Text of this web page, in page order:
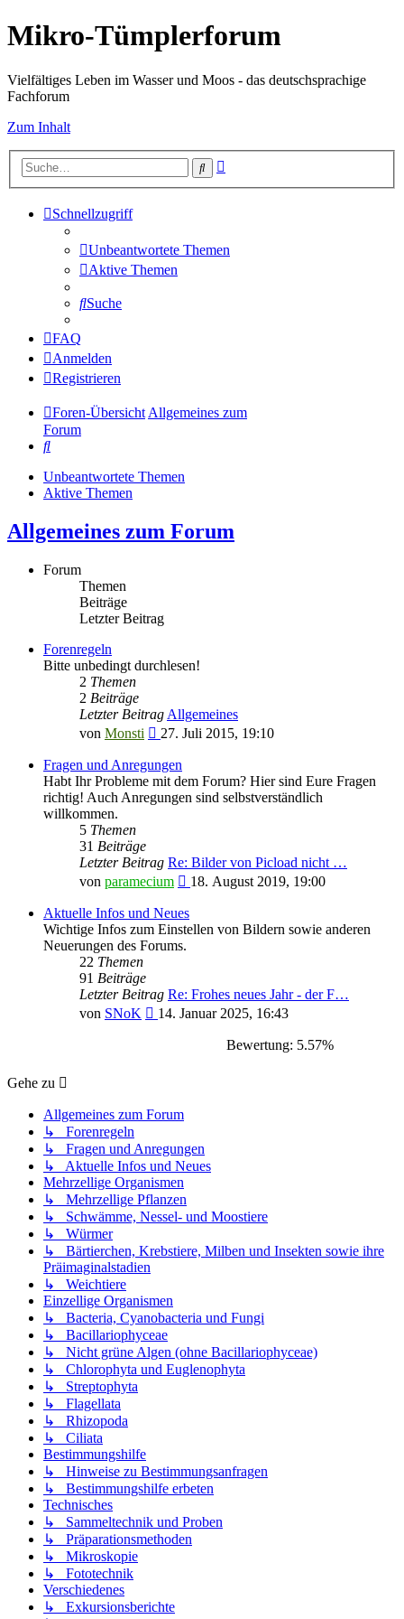
Mikro-Tümplerforum
Vielfältiges Leben im Wasser und Moos - das deutschsprachige
Fachforum
Zum Inhalt
Suche
Schnellzugriff
Unbeantwortete Themen
Aktive Themen
Suche
FAQ
Anmelden
Registrieren
Foren-ÜbersichtAllgemeines zum
Forum
Suche
Unbeantwortete Themen
Aktive Themen
Allgemeines zum Forum
Forum
Themen
Beiträge
Letzter Beitrag
Forenregeln
Bitte unbedingt durchlesen!
2 Themen
2 Beiträge
Letzter Beitrag Allgemeines
von Monsti
Neuester
27. Juli 2015, 19:10
Fragen und Anregungen
Habt Ihr Probleme mit dem Forum? Hier sind Eure Fragen
richtig! Auch Anregungen sind selbstverständlich
willkommen.
5 Themen
31 Beiträge
Letzter Beitrag Re: Bilder von Picload nicht …
von paramecium
Neuester
18. August 2019, 19:00
Aktuelle Infos und Neues
Wichtige Infos zum Einstellen von Bildern sowie anderen
Neuerungen des Forums.
22 Themen
91 Beiträge
Letzter Beitrag Re: Frohes neues Jahr - der F…
von SNoK
Neuester
14. Januar 2025, 16:43
Bewertung: 5.57%
Gehe zu
Allgemeines zum Forum
↳ Forenregeln
↳ Fragen und Anregungen
↳ Aktuelle Infos und Neues
Mehrzellige Organismen
↳ Mehrzellige Pflanzen
↳ Schwämme, Nessel- und Moostiere
↳ Würmer
↳ Bärtierchen, Krebstiere, Milben und Insekten sowie ihre
Präimaginalstadien
↳ Weichtiere
Einzellige Organismen
↳ Bacteria, Cyanobacteria und Fungi
↳ Bacillariophyceae
↳ Nicht grüne Algen (ohne Bacillariophyceae)
↳ Chlorophyta und Euglenophyta
↳ Streptophyta
↳ Flagellata
↳ Rhizopoda
↳ Ciliata
Bestimmungshilfe
↳ Hinweise zu Bestimmungsanfragen
↳ Bestimmungshilfe erbeten
Technisches
↳ Sammeltechnik und Proben
↳ Präparationsmethoden
↳ Mikroskopie
↳ Fototechnik
Verschiedenes
↳ Exkursionsberichte